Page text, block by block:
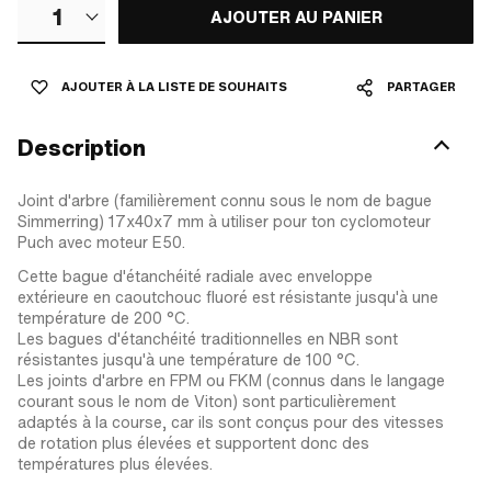
1 AJOUTER AU PANIER
AJOUTER À LA LISTE DE SOUHAITS PARTAGER
Description
Joint d'arbre (familièrement connu sous le nom de bague
Simmerring) 17x40x7 mm à utiliser pour ton cyclomoteur
Puch avec moteur E50.
Cette bague d'étanchéité radiale avec enveloppe
extérieure en caoutchouc fluoré est résistante jusqu'à une
température de 200 °C.
Les bagues d'étanchéité traditionnelles en NBR sont
résistantes jusqu'à une température de 100 °C.
Les joints d'arbre en FPM ou FKM (connus dans le langage
courant sous le nom de Viton) sont particulièrement
adaptés à la course, car ils sont conçus pour des vitesses
de rotation plus élevées et supportent donc des
températures plus élevées.